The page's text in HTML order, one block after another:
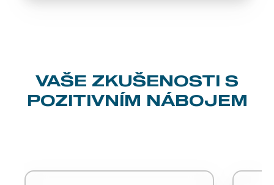
VAŠE ZKUŠENOSTI S
POZITIVNÍM NÁBOJEM